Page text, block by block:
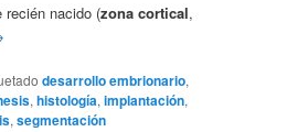
recién nacido (zona cortical,
desarrollo embrionario,
,histología,implantación,
,segmentación